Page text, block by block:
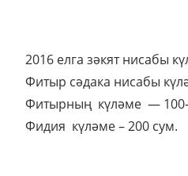
2016 елга зәкят нисабы
Фитыр сәдака нисабы
Фитырның күләме — 100-
Фидия күләме – 200 сум.